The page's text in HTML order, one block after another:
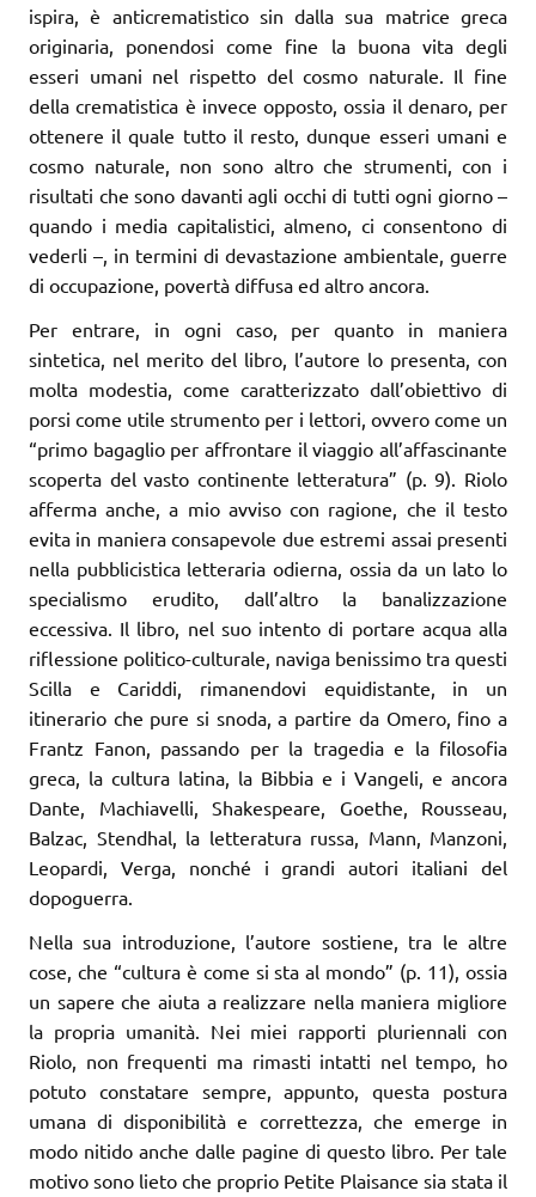
ispira, è anticrematistico sin dalla sua matrice greca
originaria, ponendosi come fine la buona vita degli
esseri umani nel rispetto del cosmo naturale. Il fine
della crematistica è invece opposto, ossia il denaro, per
ottenere il quale tutto il resto, dunque esseri umani e
cosmo naturale, non sono altro che strumenti, con i
risultati che sono davanti agli occhi di tutti ogni giorno –
quando i media capitalistici, almeno, ci consentono di
vederli –, in termini di devastazione ambientale, guerre
di occupazione, povertà diffusa ed altro ancora.
Per entrare, in ogni caso, per quanto in maniera
sintetica, nel merito del libro, l’autore lo presenta, con
molta modestia, come caratterizzato dall’obiettivo di
porsi come utile strumento per i lettori, ovvero come un
“primo bagaglio per affrontare il viaggio all’affascinante
scoperta del vasto continente letteratura” (p. 9). Riolo
afferma anche, a mio avviso con ragione, che il testo
evita in maniera consapevole due estremi assai presenti
nella pubblicistica letteraria odierna, ossia da un lato lo
specialismo erudito, dall’altro la banalizzazione
eccessiva. Il libro, nel suo intento di portare acqua alla
riflessione politico-culturale, naviga benissimo tra questi
Scilla e Cariddi, rimanendovi equidistante, in un
itinerario che pure si snoda, a partire da Omero, fino a
Frantz Fanon, passando per la tragedia e la filosofia
greca, la cultura latina, la Bibbia e i Vangeli, e ancora
Dante, Machiavelli, Shakespeare, Goethe, Rousseau,
Balzac, Stendhal, la letteratura russa, Mann, Manzoni,
Leopardi, Verga, nonché i grandi autori italiani del
dopoguerra.
Nella sua introduzione, l’autore sostiene, tra le altre
cose, che “cultura è come si sta al mondo” (p. 11), ossia
un sapere che aiuta a realizzare nella maniera migliore
la propria umanità. Nei miei rapporti pluriennali con
Riolo, non frequenti ma rimasti intatti nel tempo, ho
potuto constatare sempre, appunto, questa postura
umana di disponibilità e correttezza, che emerge in
modo nitido anche dalle pagine di questo libro. Per tale
motivo sono lieto che proprio Petite Plaisance sia stata il